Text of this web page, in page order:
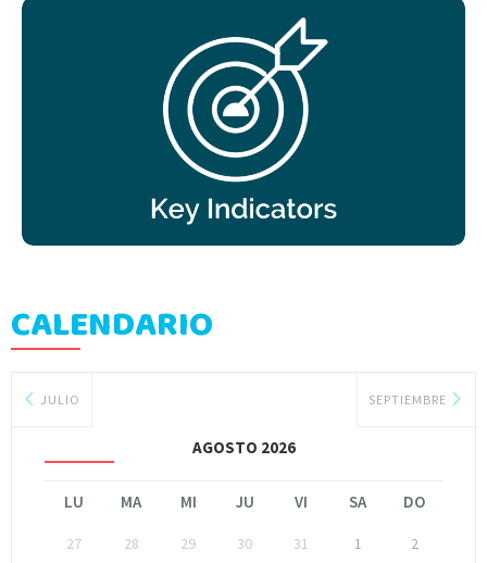
CALENDARIO
JULIO
AGOSTO 2026
SEPTIEMBRE
LU MA MI JU VI SA DO
27 28 29 30 31 1 2